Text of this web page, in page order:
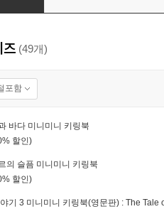
즈 (49개)
포함
바다 미니미니 키링북
할인)
의 슬픔 미니미니 키링북
할인)
기 3 미니미니 키링북(영문판) : The Tale